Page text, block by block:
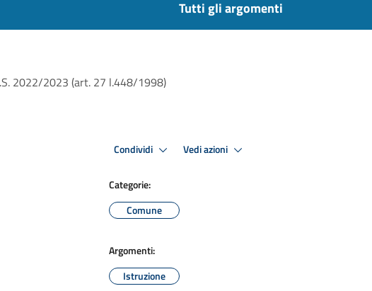
Tutti gli argomenti
2022/2023 (art. 27 l.448/1998)
Condividi Vedi azioni
Categorie:
Comune
Argomenti:
Istruzione